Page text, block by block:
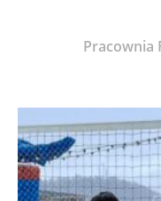
Pracownia